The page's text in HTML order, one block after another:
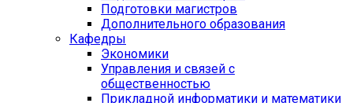
Подготовки магистров
Дополнительного образования
Кафедры
Экономики
Управления и связей с
общественностью
Прикладной информатики и математики